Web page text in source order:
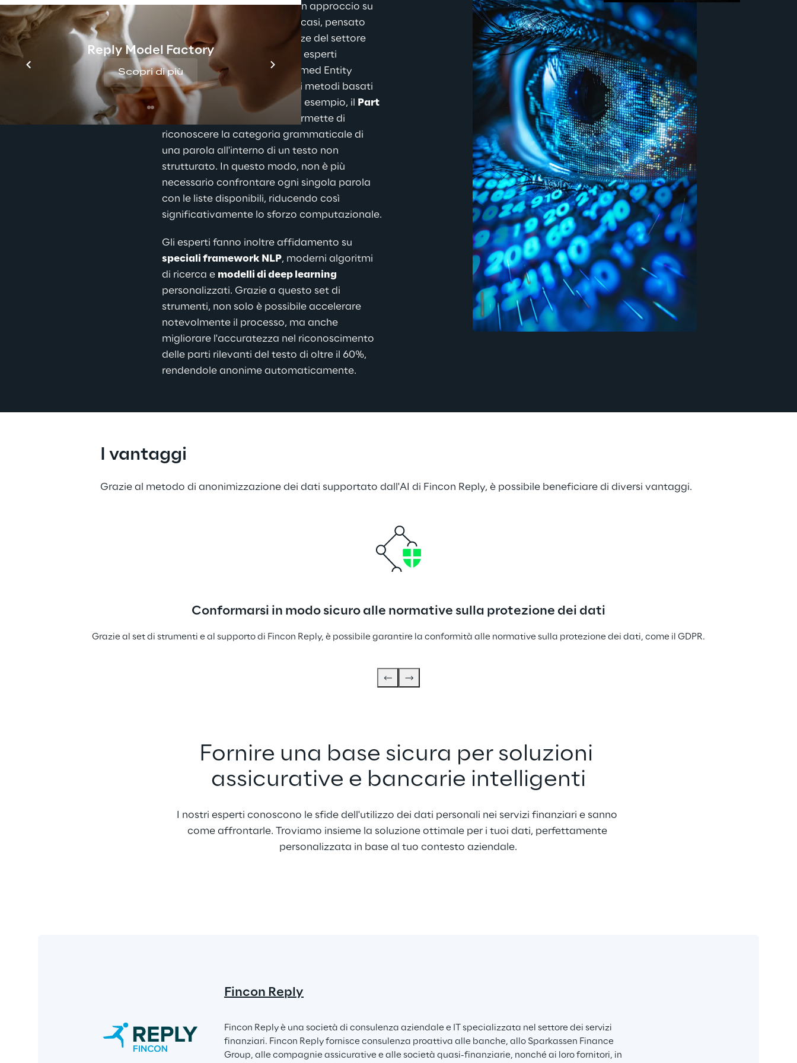
Reply Model Factory
Scopri di più
Prebuilt AI Apps
Scopri di più
Fincon Reply ha sviluppato un approccio su
misura per affrontare questi casi, pensato
appositamente per le esigenze del settore
finanziario e assicurativo. Gli esperti
combinano il processo di Named Entity
Recognition (NER) con diversi metodi basati
sull'intelligenza artificiale. Ad esempio, il
Part
of Speech Tagging (POS)
permette di
riconoscere la categoria grammaticale di
una parola all'interno di un testo non
strutturato. In questo modo, non è più
necessario confrontare ogni singola parola
con le liste disponibili, riducendo così
significativamente lo sforzo computazionale.
Gli esperti fanno inoltre affidamento su
speciali framework NLP, moderni algoritmi
di ricerca e modelli di deep learning
personalizzati. Grazie a questo set di
strumenti, non solo è possibile accelerare
notevolmente il processo, ma anche
migliorare l'accuratezza nel riconoscimento
delle parti rilevanti del testo di oltre il 60%,
rendendole anonime automaticamente.
I vantaggi
Grazie al metodo di anonimizzazione dei dati supportato dall'AI di Fincon Reply, è possibile beneficiare di diversi vantaggi.
Conformarsi in modo sicuro alle normative sulla protezione dei dati
Grazie al set di strumenti e al supporto di Fincon Reply, è possibile garantire la conformità alle normative sulla protezione dei dati, come il GDPR.
Fornire una base sicura per soluzioni
assicurative e bancarie intelligenti
I nostri esperti conoscono le sfide dell'utilizzo dei dati personali nei servizi finanziari e sanno
come affrontarle. Troviamo insieme la soluzione ottimale per i tuoi dati, perfettamente
personalizzata in base al tuo contesto aziendale.
Fincon Reply
Fincon Reply è una società di consulenza aziendale e IT specializzata nel settore dei servizi
finanziari. Fincon Reply fornisce consulenza proattiva alle banche, allo Sparkassen Finance
Group, alle compagnie assicurative e alle società quasi-finanziarie, nonché ai loro fornitori, in